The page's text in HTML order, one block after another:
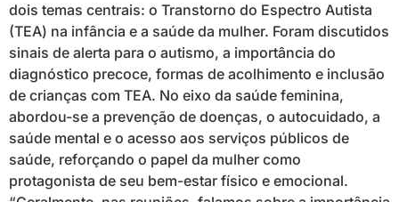
dois temas centrais: o Transtorno do Espectro Autista
(TEA) na infância e a saúde da mulher. Foram discutidos
sinais de alerta para o autismo, a importância do
diagnóstico precoce, formas de acolhimento e inclusão
de crianças com TEA. No eixo da saúde feminina,
abordou-se a prevenção de doenças, o autocuidado, a
saúde mental e o acesso aos serviços públicos de
saúde, reforçando o papel da mulher como
protagonista de seu bem-estar físico e emocional.